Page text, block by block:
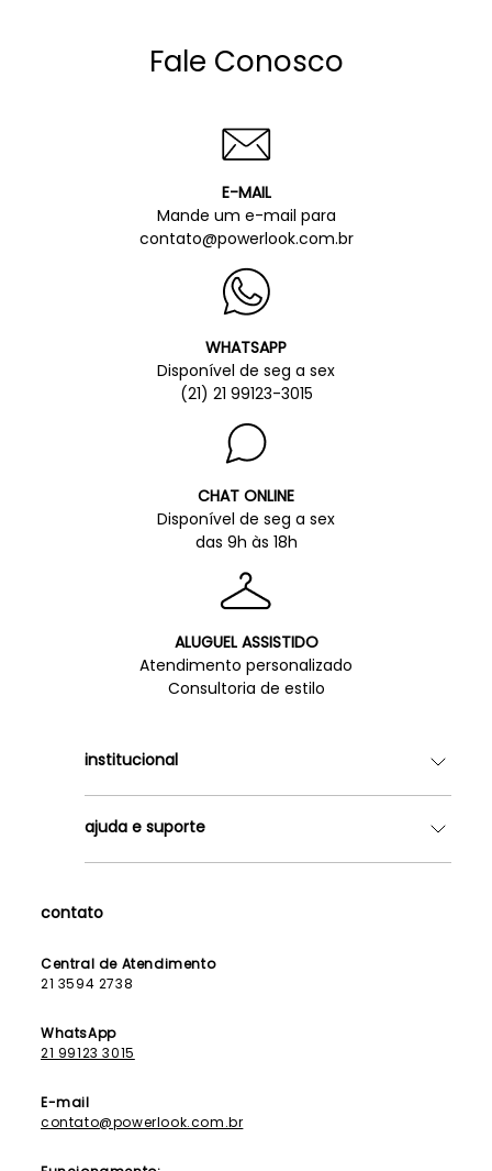
Fale Conosco
E-MAIL
Mande um e-mail para
contato@powerlook.com.br
WHATSAPP
Disponível de seg a sex
(21) 21 99123-3015
CHAT ONLINE
Disponível de seg a sex
das 9h às 18h
ALUGUEL ASSISTIDO
Atendimento personalizado
Consultoria de estilo
institucional
Lojas
Como Funciona
Lista de Formandas
ajuda e suporte
Política de Privacidade
contato
Central de Atendimento
21 3594 2738
WhatsApp
21 99123 3015
E-mail
contato@powerlook.com.br